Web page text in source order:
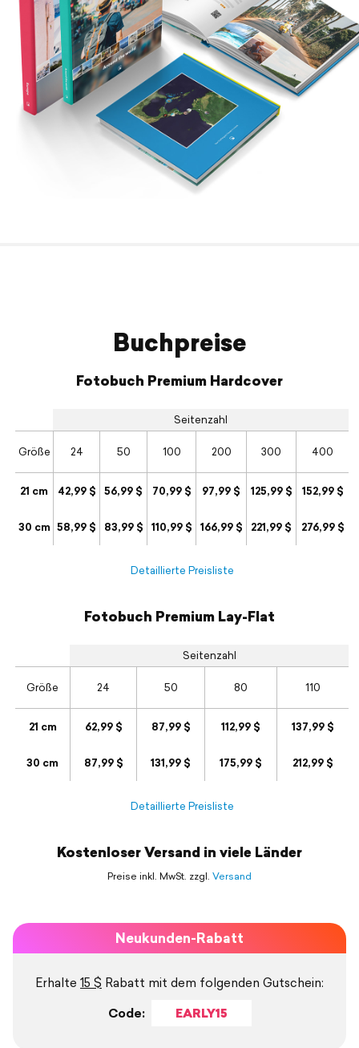
Buchpreise
Fotobuch Premium Hardcover
Seitenzahl
Größe 24 50 100 200 300 400
21 cm 42,99 $ 56,99 $ 70,99 $ 97,99 $ 125,99 $ 152,99 $
30 cm 58,99 $ 83,99 $ 110,99 $ 166,99 $ 221,99 $ 276,99 $
Detaillierte Preisliste
Fotobuch Premium Lay-Flat
Seitenzahl
Größe 24 50 80 110
21 cm 62,99 $ 87,99 $ 112,99 $ 137,99 $
30 cm 87,99 $ 131,99 $ 175,99 $ 212,99 $
Detaillierte Preisliste
Kostenloser Versand in viele Länder
Preise inkl. MwSt. zzgl. Versand
Neukunden-Rabatt
Erhalte 15 $ Rabatt mit dem folgenden Gutschein:
Code:
EARLY15